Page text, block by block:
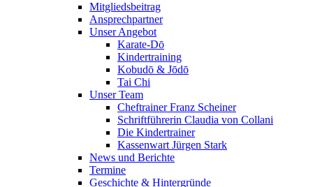
Mitgliedsbeitrag
Ansprechpartner
Unser Angebot
Karate-Dō
Kindertraining
Kobudō & Jōdō
Tai Chi
Unser Team
Cheftrainer Franz Scheiner
Schriftführerin Claudia von Collani
Die Kindertrainer
Kassenwart Jürgen Stark
News und Berichte
Termine
Geschichte & Hintergründe